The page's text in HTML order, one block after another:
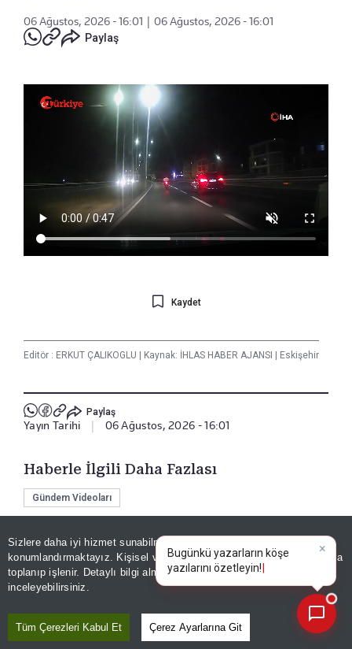
Sizlere daha iyi hizmet sunabilmek adına sitemizde
konumlandırmaktayız. Kişisel verileriniz, KVKK ve GDPR kapsamında
toplanıp işlenir. Detaylı bilgi almak içinAydınlatma Metnimizi
inceleyebilirsiniz.
Tüm Çerezleri Kabul Et Çerez Ayarlarına Git
06 Ağustos, 2026 - 16:01
06 Ağustos, 2026 - 16:01
Paylaş
Kaydet
Editör : ERKUT ÇALIKOGLU Kaynak: İHLAS HABER AJANSI Eskişehir
Paylaş
Yayın Tarihi 06 Ağustos, 2026 - 16:01
Haberle İlgili Daha Fazlası
Gündem Videoları
Bizi Takip Edin
Bugünkü yazarların köşe ya